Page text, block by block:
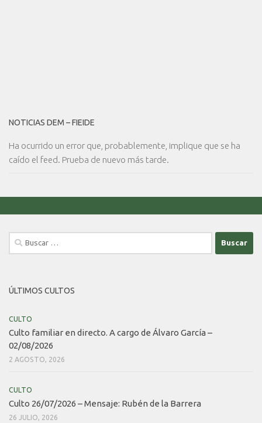
NOTICIAS DEM – FIEIDE
Ha ocurrido un error que, probablemente, implique que se ha
caído el feed. Prueba de nuevo más tarde.
Buscar:
ÚLTIMOS CULTOS
CULTO
Culto familiar en directo. A cargo de Álvaro García –
02/08/2026
2 AGOSTO, 2026
CULTO
Culto 26/07/2026 – Mensaje: Rubén de la Barrera
26 JULIO, 2026